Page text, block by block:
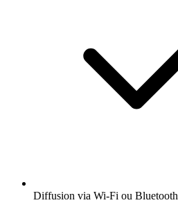
Diffusion via Wi-Fi ou Bluetooth